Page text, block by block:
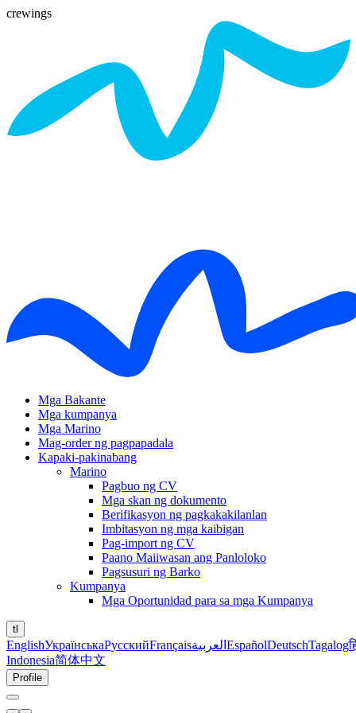
crewings
Mga Bakante
Mga kumpanya
Mga Marino
Mag-order ng pagpapadala
Kapaki-pakinabang
Marino
Pagbuo ng CV
Mga skan ng dokumento
Berifikasyon ng pagkakakilanlan
Imbitasyon ng mga kaibigan
Pag-import ng CV
Paano Maiiwasan ang Panloloko
Pagsusuri ng Barko
Kumpanya
Mga Oportunidad para sa mga Kumpanya
tl
EnglishУкраїнськаРусскийFrançaisالعربية EspañolDeutschTagalog
Indonesia简体中文
Profile